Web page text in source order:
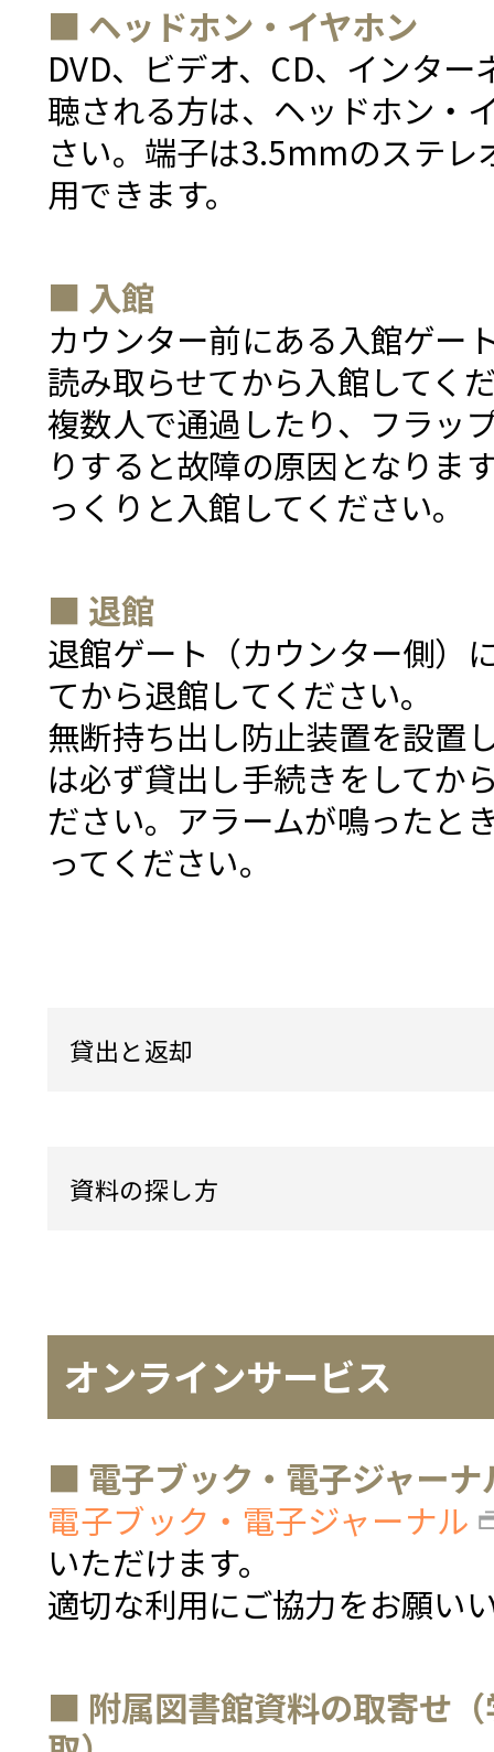
■ ヘッドホン・イヤホン
DVD、ビデオ、CD、インタ
聴される方は、ヘッドホン・
さい。端子は3.5mmのステレ
用できます。
■ 入館
カウンター前にある入館ゲー
読み取らせてから入館してく
複数人で通過したり、フラッ
りすると故障の原因となりま
っくりと入館してください。
■ 退館
退館ゲート（カウンター側）
てから退館してください。
無断持ち出し防止装置を設置
は必ず貸出し手続きをしてか
ださい。アラームが鳴ったと
ってください。
貸出と返却
資料の探し方
オンラインサービス
■ 電子ブック・電子ジャーナ
電子ブック・電子ジャーナル
いただけます。
適切な利用にご協力をお願い
■ 附属図書館資料の取寄せ